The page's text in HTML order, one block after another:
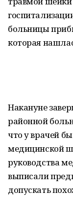
больницы
которая
Накануне
районной
что у врачей
медицинской
руководства
выписали
допускать